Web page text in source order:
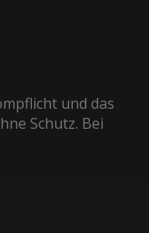
und das
Schutz. Bei